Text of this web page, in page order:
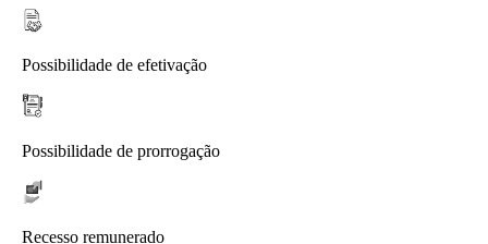
Possibilidade de efetivação
Possibilidade de prorrogação
Recesso remunerado